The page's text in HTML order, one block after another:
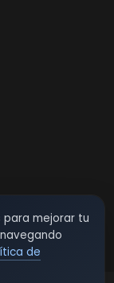
para mejorar tu
de